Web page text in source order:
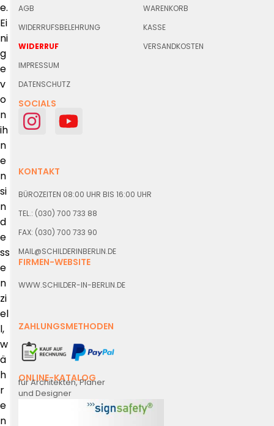
AGB
WIDERRUFSBELEHRUNG
WIDERRUF
IMPRESSUM
DATENSCHUTZ
SOCIALS
WARENKORB
KASSE
VERSANDKOSTEN
KONTAKT
BÜROZEITEN 08:00 UHR BIS 16:00 UHR
TEL.: (030) 700 733 88
FAX: (030) 700 733 90
MAIL@SCHILDERINBERLIN.DE
FIRMEN-WEBSITE
WWW.SCHILDER-IN-BERLIN.DE
ZAHLUNGSMETHODEN
ONLINE-KATALOG
für Architekten, Planer
und Designer
e.
Ei
ni
g
e
v
o
n
ih
n
e
n
si
n
d
e
ss
e
n
zi
el
l,
w
ä
h
r
e
n